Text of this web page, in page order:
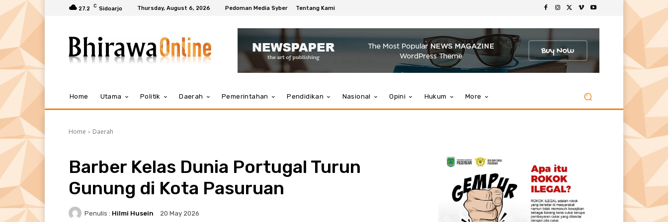
27.2 C Sidoarjo Thursday, August 6, 2026 Pedoman Media Syber Tentang Kami
Home Utama Politik Daerah Pemerintahan Pendidikan Nasional Opini Hukum More
Home Daerah
Barber Kelas Dunia Portugal Turun
Gunung di Kota Pasuruan
Penulis : Hilmi Husein 20 May 2026